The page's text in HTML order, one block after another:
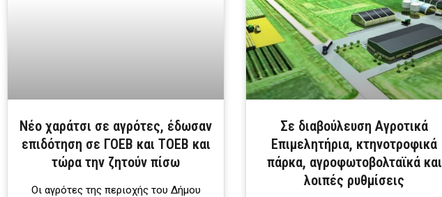
Νέο χαράτσι σε αγρότες, έδωσαν
επιδότηση σε ΓΟΕΒ και ΤΟΕΒ και
τώρα την ζητούν πίσω
Οι αγρότες της περιοχής του Δήμου
Σε διαβούλευση Αγροτικά
Επιμελητήρια, κτηνοτροφικά
πάρκα, αγροφωτοβολταϊκά και
λοιπές ρυθμίσεις